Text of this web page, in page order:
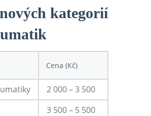
kategorií‌
Cena (Kč)
2 000 – 3 500
3 500 – 5 500